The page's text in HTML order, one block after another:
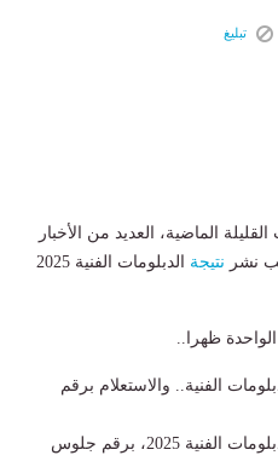
تبليغ
الماضية، العديد من الأخبار
نشر نتيجة
الدبلومات الفنية 2025
ظهرا..
الفنية.. والاستعلام برقم
ينشر اليوم السابع بعد قليل نتيجة الدبلومات الفنية 2025، برقم جلوس